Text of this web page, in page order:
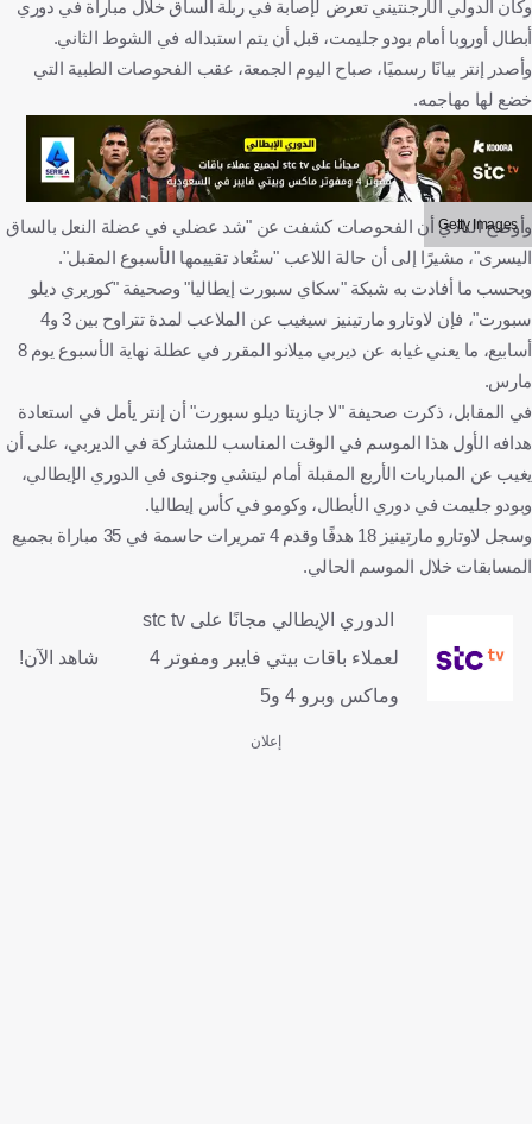
وكان الدولي الأرجنتيني تعرض لإصابة في ربلة الساق خلال مباراة في دوري
أبطال أوروبا أمام بودو جليمت، قبل أن يتم استبداله في الشوط الثاني.
وأصدر إنتر بيانًا رسميًا، صباح اليوم الجمعة، عقب الفحوصات الطبية التي
خضع لها مهاجمه.
Getty Images
وأوضح النادي أن الفحوصات كشفت عن "شد عضلي في عضلة النعل بالساق
اليسرى"، مشيرًا إلى أن حالة اللاعب "ستُعاد تقييمها الأسبوع المقبل".
وبحسب ما أفادت به شبكة "سكاي سبورت إيطاليا" وصحيفة "كوريري ديلو
سبورت"، فإن لاوتارو مارتينيز سيغيب عن الملاعب لمدة تتراوح بين 3 و4
أسابيع، ما يعني غيابه عن ديربي ميلانو المقرر في عطلة نهاية الأسبوع يوم 8
مارس.
في المقابل، ذكرت صحيفة "لا جازيتا ديلو سبورت" أن إنتر يأمل في استعادة
هدافه الأول هذا الموسم في الوقت المناسب للمشاركة في الديربي، على أن
يغيب عن المباريات الأربع المقبلة أمام ليتشي وجنوى في الدوري الإيطالي،
وبودو جليمت في دوري الأبطال، وكومو في كأس إيطاليا.
وسجل لاوتارو مارتينيز 18 هدفًا وقدم 4 تمريرات حاسمة في 35 مباراة بجميع
المسابقات خلال الموسم الحالي.
الدوري الإيطالي مجانًا على stc tv
لعملاء باقات بيتي فايبر ومفوتر 4
وماكس وبرو 4 و5
شاهد الآن!
إعلان